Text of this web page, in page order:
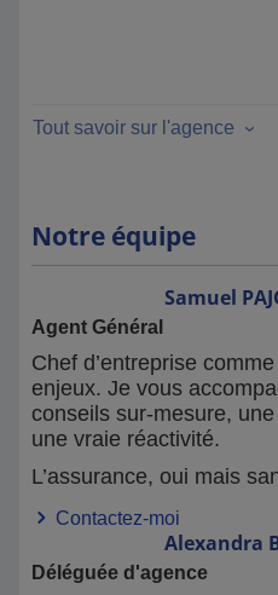
Tout savoir sur l'agence
Notre équipe
Samuel
Agent Général
Chef d’entreprise
enjeux. Je vous
conseils sur-mesure,
une vraie
L’assurance, oui mais
Contactez-moi
Alexandra
Déléguée d'agence